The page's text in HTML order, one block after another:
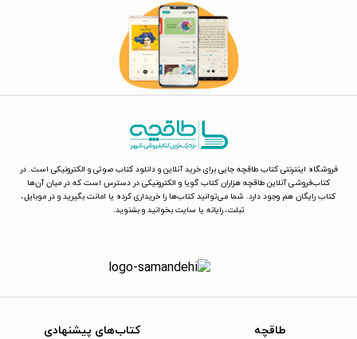
فروشگاه اینترنتی کتاب طاقچه جایی برای خرید آنلاین و دانلود کتاب صوتی و الکترونیکی است. در
کتاب‌فروشی آنلاین طاقچه هزاران کتاب گویا و الکترونیکی در دسترس است که در میان آن‌ها
کتاب رایگان هم وجود دارد. شما می‌توانید کتاب‌ها را خریداری کرده یا امانت بگیرید و در موبایل،
تبلت، رایانه یا سایت بخوانید و بشنوید.
طاقچه کتاب‌های پیشنهادی